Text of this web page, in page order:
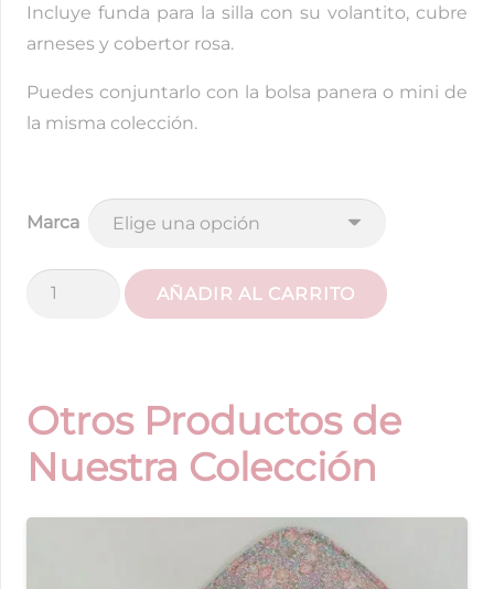
Incluye funda para la silla con su volantito, cubre
arneses y cobertor rosa.
Puedes conjuntarlo con la bolsa panera o mini de
la misma colección.
Marca
Saco
Suave
cantidad
AÑADIR AL CARRITO
Otros Productos de
Nuestra Colección